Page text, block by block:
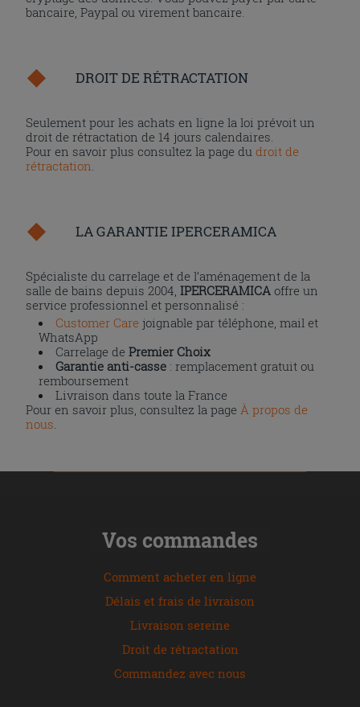
bancaire, Paypal ou virement bancaire.
DROIT DE RÉTRACTATION
Seulement pour les achats en ligne la loi prévoit un
droit de rétractation de 14 jours calendaires.
Pour en savoir plus consultez la page dudroit de
rétractation.
LA GARANTIE IPERCERAMICA
Spécialiste du carrelage et de l’aménagement de la
salle de bains depuis 2004,IPERCERAMICA offre un
service professionnel et personnalisé :
Customer Care joignable par téléphone, mail et
WhatsApp
Carrelage dePremier Choix
Garantie anti-casse : remplacement gratuit ou
remboursement
Livraison dans toute la France
Pour en savoir plus, consultez la pageÀ propos de
nous.
Vos commandes
Comment acheter en ligne
Délais et frais de livraison
Livraison sereine
Droit de rétractation
Commandez avec nous